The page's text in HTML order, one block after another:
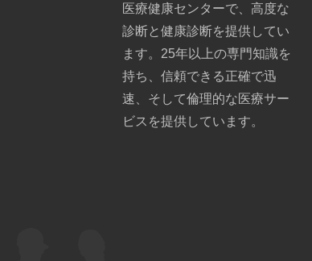
医療健康センターで、高度な
診断と健康診断を提供してい
ます。25年以上の専門知識を
持ち、信頼できる正確で迅
速、そして倫理的な医療サー
ビスを提供しています。